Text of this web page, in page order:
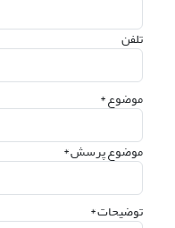
تلفن
موضوع *
موضوع پرسش *
توضیحات *